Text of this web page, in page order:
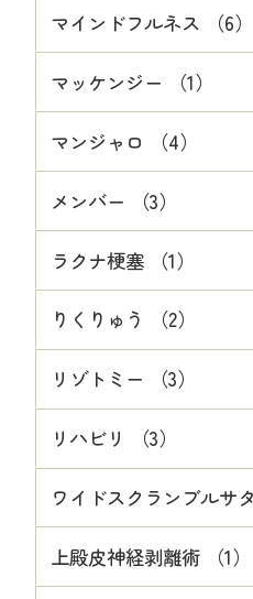
マインドフルネス （6）
マッケンジー （1）
マンジャロ （4）
メンバー （3）
ラクナ梗塞 （1）
りくりゅう （2）
リゾトミー （3）
リハビリ （3）
ワイドスクランブルサ
上殿皮神経剥離術 （1）